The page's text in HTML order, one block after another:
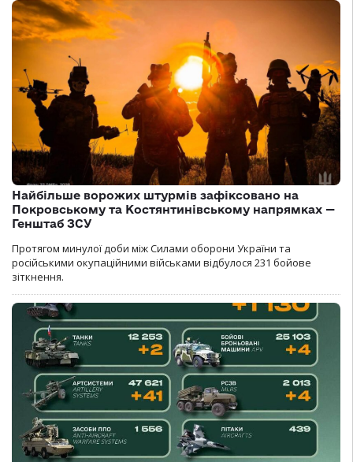
Найбільше ворожих штурмів зафіксовано на
Покровському та Костянтинівському напрямках —
Генштаб ЗСУ
Протягом минулої доби між Силами оборони України та
російськими окупаційними військами відбулося 231 бойове
зіткнення.